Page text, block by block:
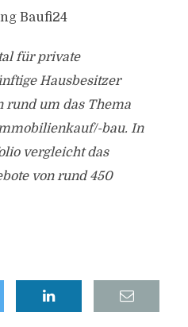
Baufi24
für private
Hausbesitzer
rund um das Thema
bau. In
vergleicht das
von rund 450